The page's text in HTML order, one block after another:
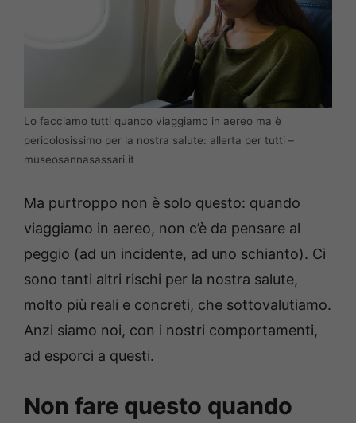
Lo facciamo tutti quando viaggiamo in aereo ma è
pericolosissimo per la nostra salute: allerta per tutti –
museosannasassari.it
Ma purtroppo non è solo questo: quando
viaggiamo in aereo, non c’è da pensare al
peggio (ad un incidente, ad uno schianto). Ci
sono tanti altri rischi per la nostra salute,
molto più reali e concreti, che sottovalutiamo.
Anzi siamo noi, con i nostri comportamenti,
ad esporci a questi.
Non fare questo quando